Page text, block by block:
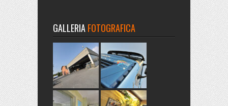
GALLERIAFOTOGRAFICA